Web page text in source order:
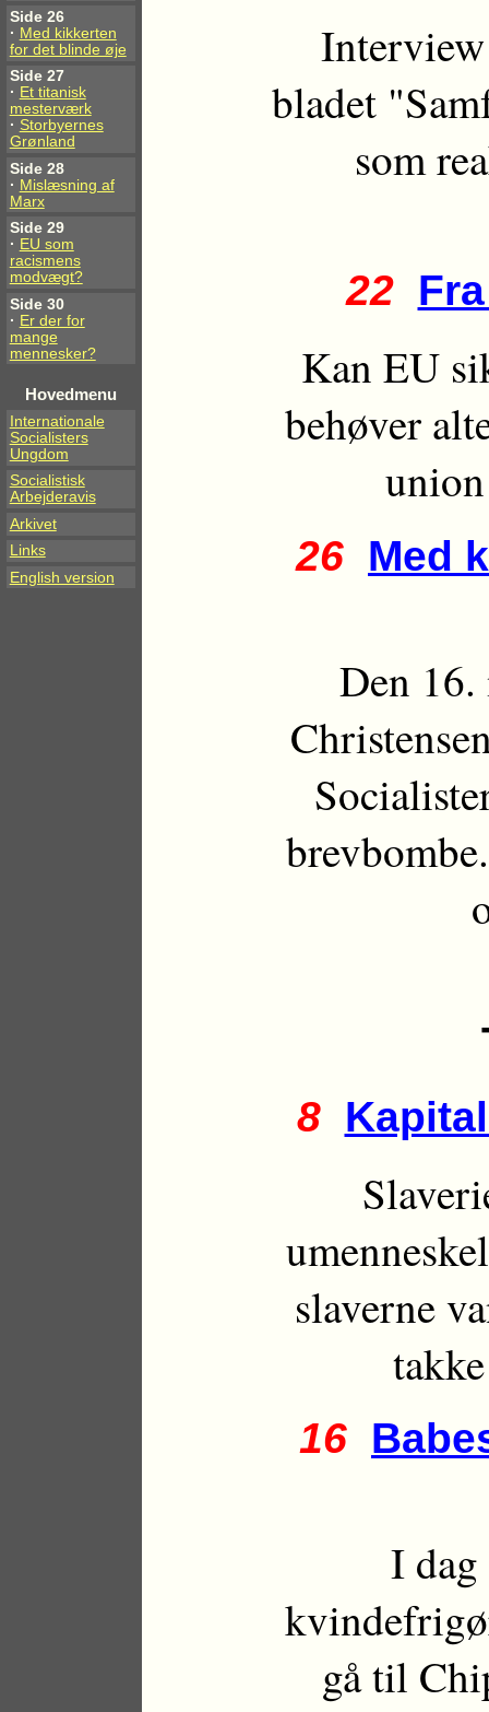
Side 26
· Med kikkerten
for det blinde øje
Side 27
· Et titanisk
mesterværk
· Storbyernes
Grønland
Side 28
· Mislæsning af
Marx
Side 29
· EU som
racismens
modvægt?
Side 30
· Er der for
mange
mennesker?
Hovedmenu
Internationale
Socialisters
Ungdom
Socialistisk
Arbejderavis
Arkivet
Links
English version
bladet
som
22
Kan EU
behøver
26 Med
Den
8
slaverne
16
I dag
gå til